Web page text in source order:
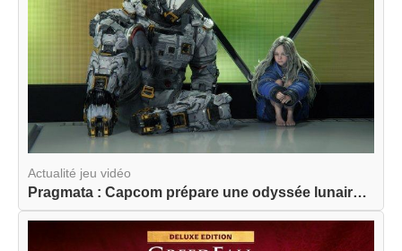
Actualité jeu vidéo
Pragmata : Capcom prépare une odyssée lunaire am...